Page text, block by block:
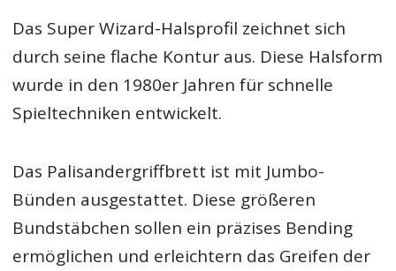
Das Super Wizard-Halsprofil zeichnet sich
durch seine flache Kontur aus. Diese Halsform
wurde in den 1980er Jahren für schnelle
Spieltechniken entwickelt.
Das Palisandergriffbrett ist mit Jumbo-
Bünden ausgestattet. Diese größeren
Bundstäbchen sollen ein präzises Bending
ermöglichen und erleichtern das Greifen der